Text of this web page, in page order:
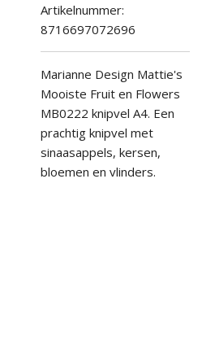
Artikelnummer:
8716697072696
Marianne Design Mattie's
Mooiste Fruit en Flowers
MB0222 knipvel A4. Een
prachtig knipvel met
sinaasappels, kersen,
bloemen en vlinders.